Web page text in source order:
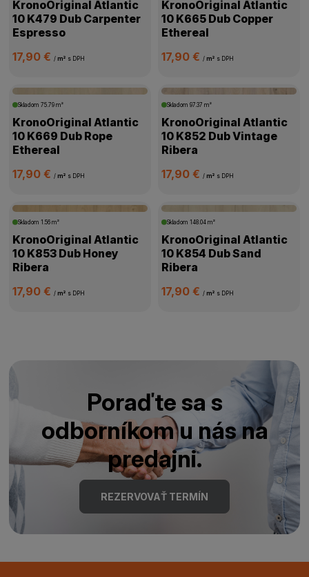
KronoOriginal Atlantic
10 K479 Dub Carpenter
Espresso
17,90 €/ m² s DPH
KronoOriginal Atlantic
10 K665 Dub Copper
Ethereal
17,90 € / m² s DPH
Skladom75.79 m²
KronoOriginal Atlantic
10 K669 Dub Rope
Ethereal
17,90 €/ m² s DPH
Skladom 97.37 m²
KronoOriginal Atlantic
10 K852 Dub Vintage
Ribera
17,90 € / m² s DPH
Skladom1.56 m²
KronoOriginal Atlantic
10 K853 Dub Honey
Ribera
17,90 €/ m² s DPH
Skladom 148.04 m²
KronoOriginal Atlantic
10 K854 Dub Sand
Ribera
17,90 € / m² s DPH
Poraďte sa s
odborníkom u nás na
predajni.
REZERVOVAŤ TERMÍN